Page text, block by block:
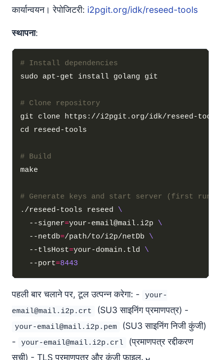
कार्यान्वयन। रेपोजिटरी: i2pgit.org/idk/reseed-tools
स्थापना:
# Install dependencies
# Clone repository
# Build
# Generate keys and start server (first run)
./reseed-tools reseed
  --signer
=your-email@mail.i2p
  --netdb
=/path/to/i2p/netDb
  --tlsHost
=your-domain.tld
  --port
=8443
पहली बार चलाने पर, टूल उत्पन्न करेगा: -
your-
email@mail.i2p.crt
(SU3 साइनिंग प्रमाणपत्र) -
your-email@mail.i2p.pem
(SU3 साइनिंग निजी कुंजी)
-
your-email@mail.i2p.crl
(प्रमाणपत्र रद्दीकरण
सूची) - TLS प्रमाणपत्र और कुंजी फ़ाइलیں